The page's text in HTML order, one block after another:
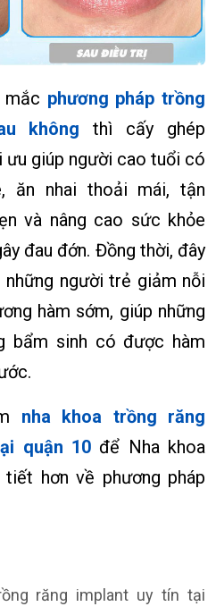
phương pháp trồng
không thì cấy ghép
ưu giúp người cao tuổi có
ăn nhai thoải mái, tận
và nâng cao sức khỏe
đau đớn. Đồng thời, đây
người trẻ giảm nỗi
hàm sớm, giúp những
bẩm sinh có được hàm
nha khoa trồng răng
quận 10để Nha khoa
hơn về phương pháp
răng implant uy tín tại